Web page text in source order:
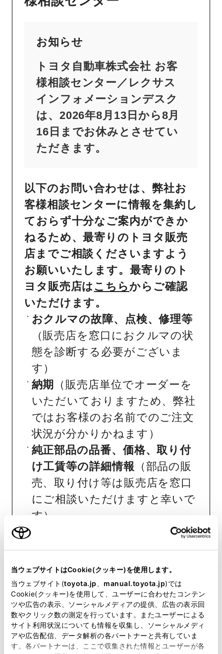
当ウェブサイトはCookie(クッキー)を使用します。
当ウェブサイト(toyota.jp manual.toyota.jp)では
Cookie(クッキー)を使用して、ユーザーに合わせたコンテン
ツや広告の表示、ソーシャルメディアの提供、広告の表示回
数やクリック数の測定を行っています。またユーザーによる
サイト利用状況についても情報を収集し、ソーシャルメディ
アや広告配信、データ解析の各パートナーと共有していま
す。各パートナーは、ここで収集された情報とユーザーが各
お知らせ
トヨタ自動車株式会社 お客
様相談センター／レクサス
インフォメーションデスク
は、2026年8月13日から8月
16日までお休みとさせてい
ただきます。
以下のお問い合わせは、弊社お
客様相談センターに情報を集約し
ておらず十分なご案内ができか
ねるため、最寄りのトヨタ販売
店までご相談くださいますよう
お願いいたします。最寄りのト
ヨタ販売店はこちら からご確認
いただけます。
おクルマの故障、点検、修理等
（販売店を窓口におクルマの状
態を診断する必要がございま
す）
納期
（販売店単位でオーダーを
いただいておりますため、弊社
ではお客様のお名前でのご注文
状況が分かりかねます）
純正部品の品番、価格、取り付
け工賃等の詳細情報 （部品の販
売、取り付け等は販売店を窓口
にご相談いただけますと幸いで
す）
トヨタ販売店へのお問い合わせ
等
おクルマに関するお問い合わせ
は、自動車検査証（車検証）をご
用意いただくとスムーズな対応
が可能です。